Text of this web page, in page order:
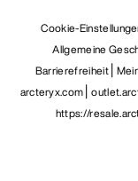
Cookie-
Allgemeine
Barrierefreiheit
arcteryx.com
https://